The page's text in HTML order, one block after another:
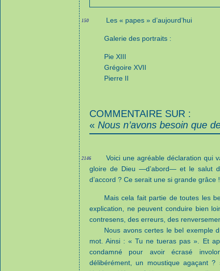
150 Les « papes » d’aujourd’hui
Galerie des portraits :
Pie XIII
Grégoire XVII
Pierre II
COMMENTAIRE SUR :
« Nous n’avons besoin que
2146
Voici une agréable déclaration qui
gloire de Dieu —d’abord— et le salut
d’accord ? Ce serait une si grande grâce !
Mais cela fait partie de toutes les
explication, ne peuvent conduire bien
contresens, des erreurs, des
Nous avons certes le bel exemple
mot. Ainsi : « Tu ne tueras pas ». Et
condamné pour avoir écrasé
délibérément, un moustique agaçant